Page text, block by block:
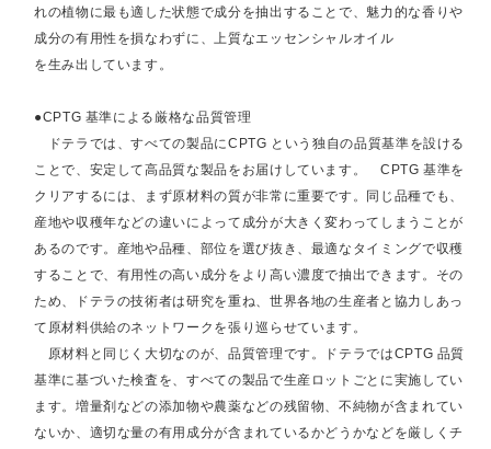
れの植物に最も適した状態で成分を抽出することで、魅力的な香りや
成分の有用性を損なわずに、上質なエッセンシャルオイル
を生み出しています。
●CPTG 基準による厳格な品質管理
ドテラでは、すべての製品にCPTG という独自の品質基準を設ける
ことで、安定して高品質な製品をお届けしています。 CPTG 基準を
クリアするには、まず原材料の質が非常に重要です。同じ品種でも、
産地や収穫年などの違いによって成分が大きく変わってしまうことが
あるのです。産地や品種、部位を選び抜き、最適なタイミングで収穫
することで、有用性の高い成分をより高い濃度で抽出できます。その
ため、ドテラの技術者は研究を重ね、世界各地の生産者と協力しあっ
て原材料供給のネットワークを張り巡らせています。
原材料と同じく大切なのが、品質管理です。ドテラではCPTG 品質
基準に基づいた検査を、すべての製品で生産ロットごとに実施してい
ます。増量剤などの添加物や農薬などの残留物、不純物が含まれてい
ないか、適切な量の有用成分が含まれているかどうかなどを厳しくチ